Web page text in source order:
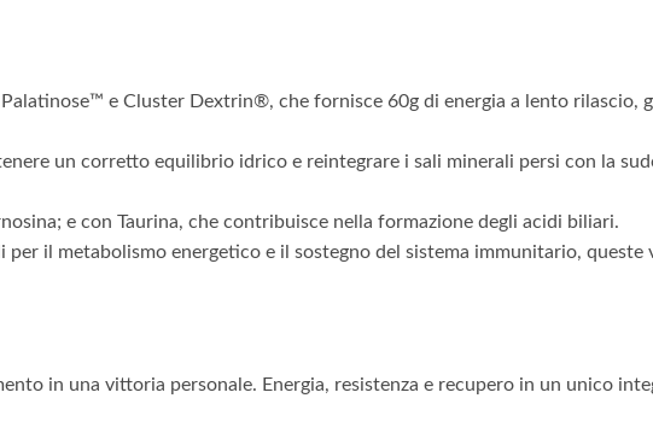
e Cluster Dextrin®, che fornisce 60g di energia a lento rilascio,
un corretto equilibrio idrico e reintegrare i sali minerali persi con la
e con Taurina, che contribuisce nella formazione degli acidi biliari.
il metabolismo energetico e il sostegno del sistema immunitario,
in una vittoria personale. Energia, resistenza e recupero in un unico